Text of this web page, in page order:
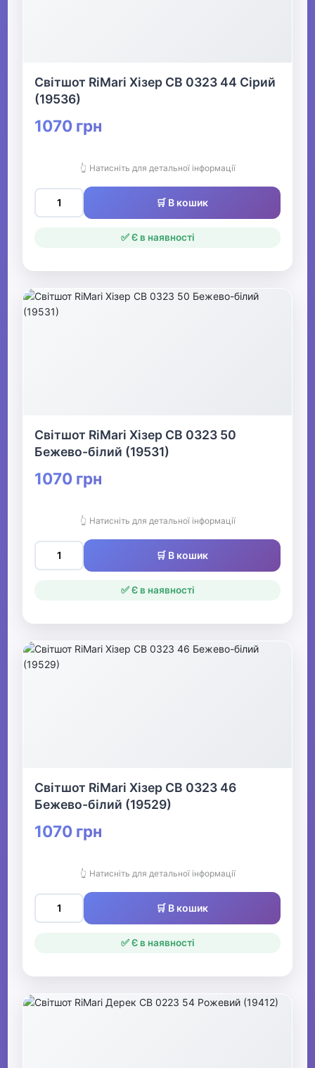
Світшот RiMari Хізер СВ 0323 44 Сірий
(19536)
1070 грн
👆 Натисніть для детальної інформації
🛒 В кошик
✅ Є в наявності
Світшот RiMari Хізер СВ 0323 50
Бежево-білий (19531)
1070 грн
👆 Натисніть для детальної інформації
🛒 В кошик
✅ Є в наявності
Світшот RiMari Хізер СВ 0323 46
Бежево-білий (19529)
1070 грн
👆 Натисніть для детальної інформації
🛒 В кошик
✅ Є в наявності